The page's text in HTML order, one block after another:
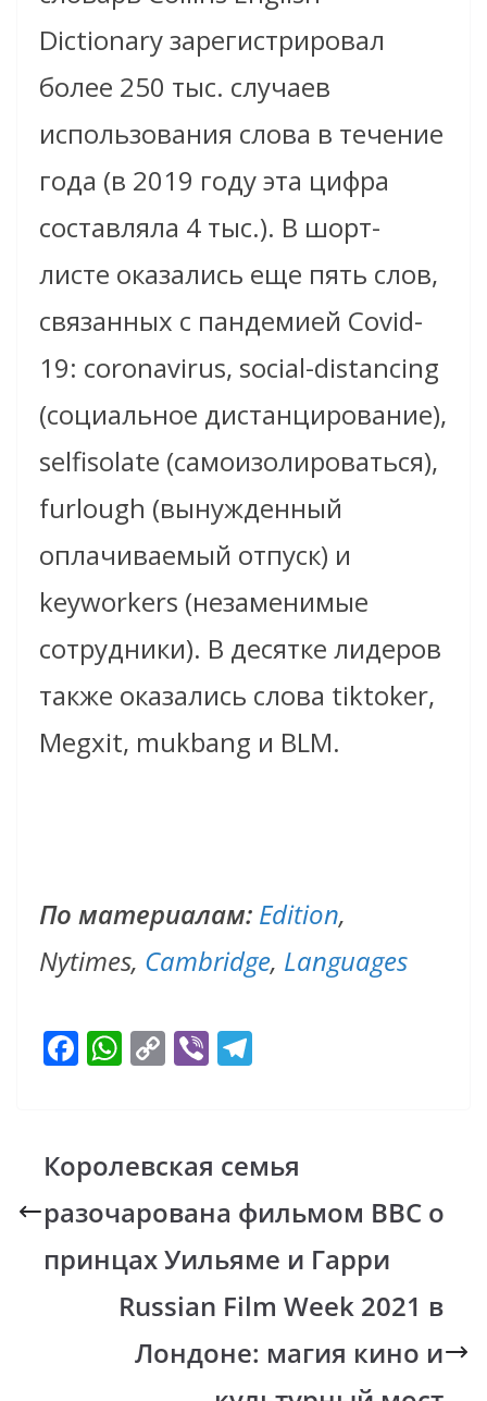
Dictionary зарегистрировал
более 250 тыс. случаев
использования слова в течение
года (в 2019 году эта цифра
составляла 4 тыс.). В шорт-
листе оказались еще пять слов,
связанных с пандемией Covid-
19: coronavirus, social-distancing
(социальное дистанцирование),
selfisolate (самоизолироваться),
furlough (вынужденный
оплачиваемый отпуск) и
keyworkers (незаменимые
сотрудники). В десятке лидеров
также оказались слова tiktoker,
Megxit, mukbang и BLM.
По материалам: Edition,
Nytimes, Cambridge, Languages
F
ac
b
o
o
k
W
h
s
A
p
p
C
o
y
Li
n
k
Vi
b
gr
a
m
Королевская семья
разочарована фильмом BBC о
принцах Уильяме и Гарри
Russian Film Week 2021 в
Лондоне: магия кино и